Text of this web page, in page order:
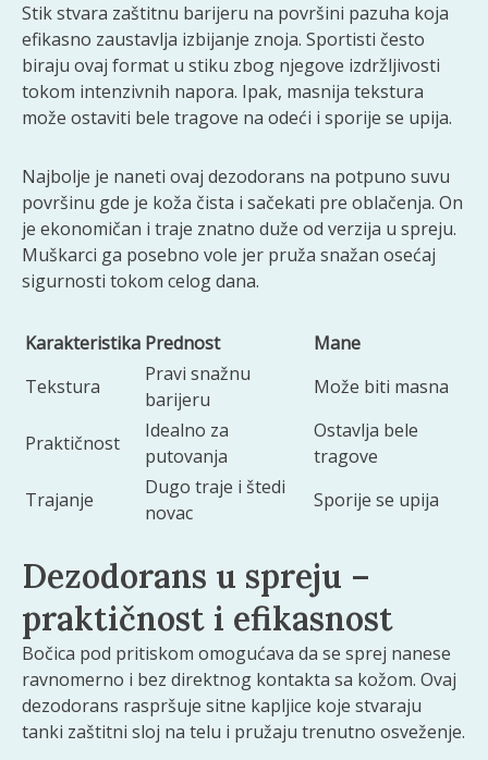
Stik stvara zaštitnu barijeru na površini pazuha koja
efikasno zaustavlja izbijanje znoja. Sportisti često
biraju ovaj format u stiku zbog njegove izdržljivosti
tokom intenzivnih napora. Ipak, masnija tekstura
može ostaviti bele tragove na odeći i sporije se upija.
Najbolje je naneti ovaj dezodorans na potpuno suvu
površinu gde je koža čista i sačekati pre oblačenja. On
je ekonomičan i traje znatno duže od verzija u spreju.
Muškarci ga posebno vole jer pruža snažan osećaj
sigurnosti tokom celog dana.
Karakteristika Prednost
Mane
Tekstura
Pravi snažnu
barijeru
Može biti masna
Praktičnost
Idealno za
putovanja
Ostavlja bele
tragove
Trajanje
Dugo traje i štedi
novac
Sporije se upija
Dezodorans u spreju –
praktičnost i efikasnost
Bočica pod pritiskom omogućava da se sprej nanese
ravnomerno i bez direktnog kontakta sa kožom. Ovaj
dezodorans raspršuje sitne kapljice koje stvaraju
tanki zaštitni sloj na telu i pružaju trenutno osveženje.